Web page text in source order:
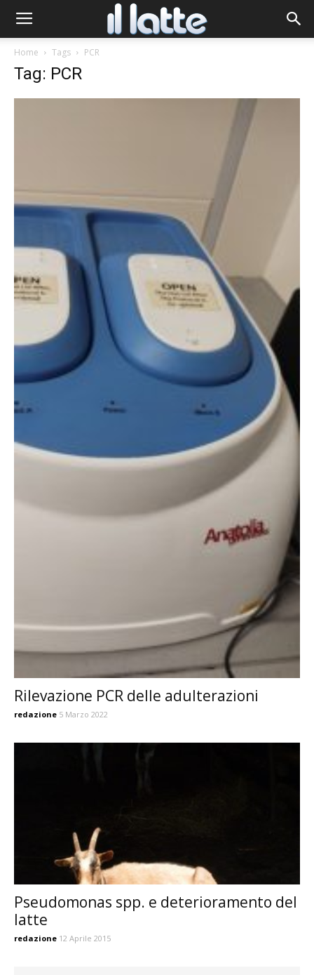
Home Tags PCR
Tag: PCR
Rilevazione PCR delle adulterazioni
redazione 5 Marzo 2022
Pseudomonas spp. e deterioramento del
latte
redazione 12 Aprile 2015